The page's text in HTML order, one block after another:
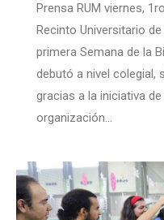
Prensa RUM viernes,
Recinto Universitario
primera Semana de la
debutó a nivel colegial,
gracias a la iniciativa
organización…